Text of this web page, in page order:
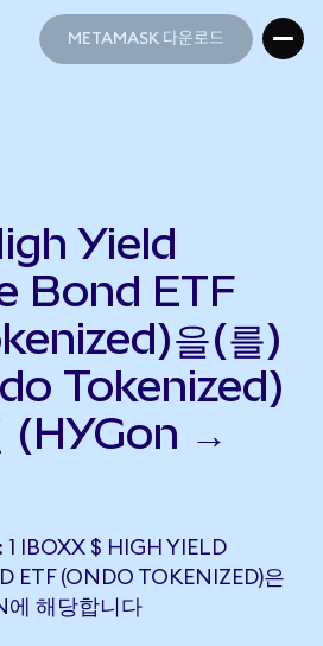
METAMASK 다운로드
Yield
Bond ETF
을(를)
Tokenized)
(HYGon →
IBOXX $ HIGH YIELD
ETF (ONDO TOKENIZED)은
에 해당합니다